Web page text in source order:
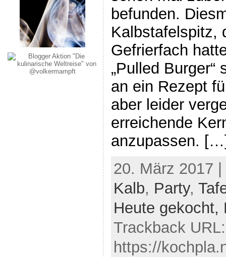
befunden.
Kalbstafelspitz,
Gefrierfach
„Pulled
an ein Rezept
aber leider
erreichende
anzupassen.
20. März 2017
Kalb, Party,
Heute gekocht,
Trackback URL:
https://